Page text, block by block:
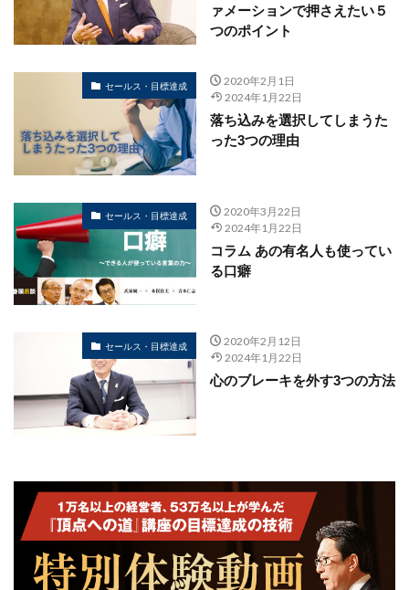
ァメーションで押さえたい５
つのポイント
セールス・目標達成
2020年2月1日
2024年1月22日
落ち込みを選択してしまうた
った3つの理由
セールス・目標達成
2020年3月22日
2024年1月22日
コラム あの有名人も使ってい
る口癖
セールス・目標達成
2020年2月12日
2024年1月22日
心のブレーキを外す3つの方法